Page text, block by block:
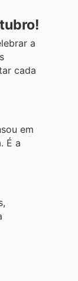
a
cada
em
É a